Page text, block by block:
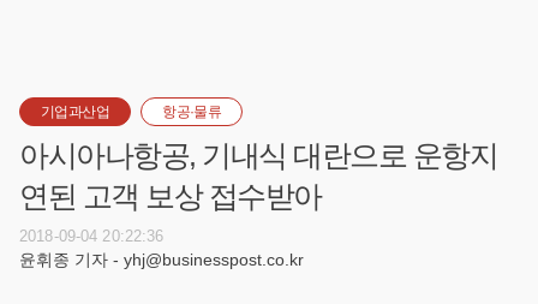
기업과산업 항공·물류
아시아나항공, 기내식 대란으로 운항지
연된 고객 보상 접수받아
2018-09-04 20:22:36
윤휘종 기자 - yhj@businesspost.co.kr